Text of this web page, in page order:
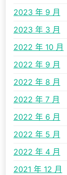
2023 年 9 月
2023 年 3 月
2022 年 10 月
2022 年 9 月
2022 年 8 月
2022 年 7 月
2022 年 6 月
2022 年 5 月
2022 年 4 月
2021 年 12 月